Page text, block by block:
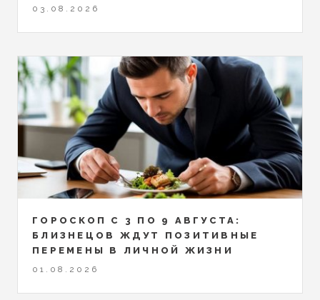
03.08.2026
ГОРОСКОП С 3 ПО 9 АВГУСТА:
БЛИЗНЕЦОВ ЖДУТ ПОЗИТИВНЫЕ
ПЕРЕМЕНЫ В ЛИЧНОЙ ЖИЗНИ
01.08.2026